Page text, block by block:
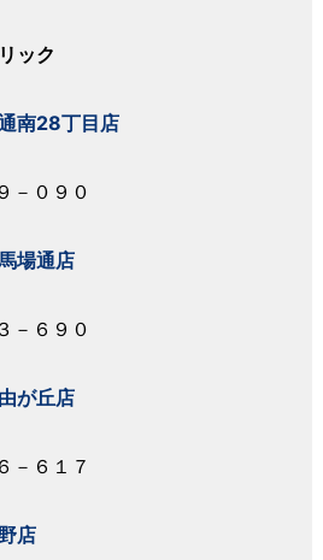
ック
南28丁目店
－０９０
場通店
－６９０
が丘店
－６１７
店